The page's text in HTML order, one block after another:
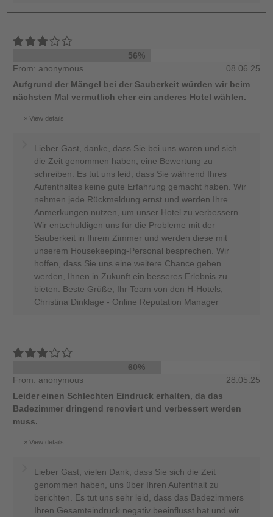
56%
From: anonymous
08.06.25
Aufgrund der Mängel bei der Sauberkeit würden wir beim
nächsten Mal vermutlich eher ein anderes Hotel wählen.
View details
Lieber Gast, danke, dass Sie bei uns waren und sich
die Zeit genommen haben, eine Bewertung zu
schreiben. Es tut uns leid, dass Sie während Ihres
Aufenthaltes keine gute Erfahrung gemacht haben. Wir
nehmen jede Rückmeldung ernst und werden Ihre
Anmerkungen nutzen, um unser Hotel zu verbessern.
Wir entschuldigen uns für die Probleme mit der
Sauberkeit in Ihrem Zimmer und werden diese mit
unserem Housekeeping-Personal besprechen. Wir
hoffen, dass Sie uns eine weitere Chance geben
werden, Ihnen in Zukunft ein besseres Erlebnis zu
bieten. Beste Grüße, Ihr Team von den H-Hotels,
Christina Dinklage - Online Reputation Manager
60%
From: anonymous
28.05.25
Leider einen Schlechten Eindruck erhalten, da das
Badezimmer dringend renoviert und verbessert werden
muss.
View details
Lieber Gast, vielen Dank, dass Sie sich die Zeit
genommen haben, uns über Ihren Aufenthalt zu
berichten. Es tut uns sehr leid, dass das Badezimmers
Ihren Gesamteindruck negativ beeinflusst hat und wir